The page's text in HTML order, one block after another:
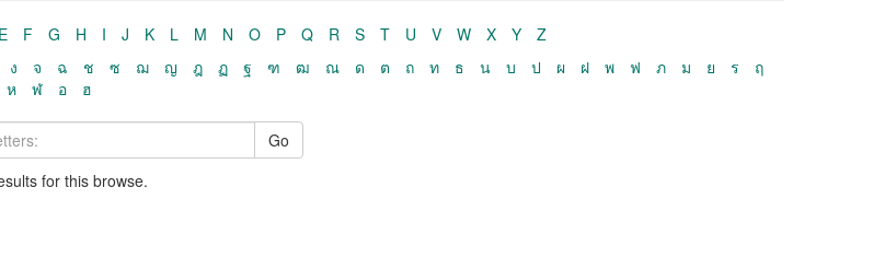
E F G H I J K L M N O P Q R S T U V W X Y
Z
ง จ ฉ ช ซ ฌ ญ ฎ ฏ ฐ ฑ ฒ ณ ด ต ถ ท ธ น บ ป ผ ฝ พ ฟ ภ ม ย ร
ฤ
ห ฬ อ ฮ
Go
for this browse.